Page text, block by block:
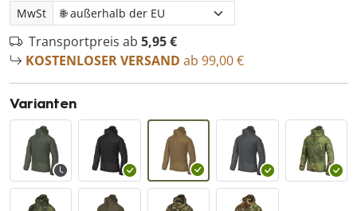
MwSt
Transportpreis ab 5,95 €
KOSTENLOSER VERSAND ab 99,00 €
Varianten